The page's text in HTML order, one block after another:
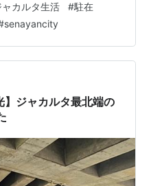
もらうことができまし
Rp125,000＋付き添いの
も1人Rp180,000＋付き
。こちらは1日の金額で…
ャカルタ生活 #駐在
senayancity
】ジャカルタ最北端の